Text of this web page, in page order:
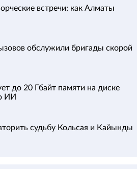
встречи: как Алматы
обслужили бригады скорой
до 20 Гбайт памяти на диске
ИИ
судьбу Кольсая и Кайынды